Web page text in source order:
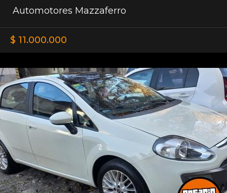
Automotores Mazzaferro
$ 11.000.000